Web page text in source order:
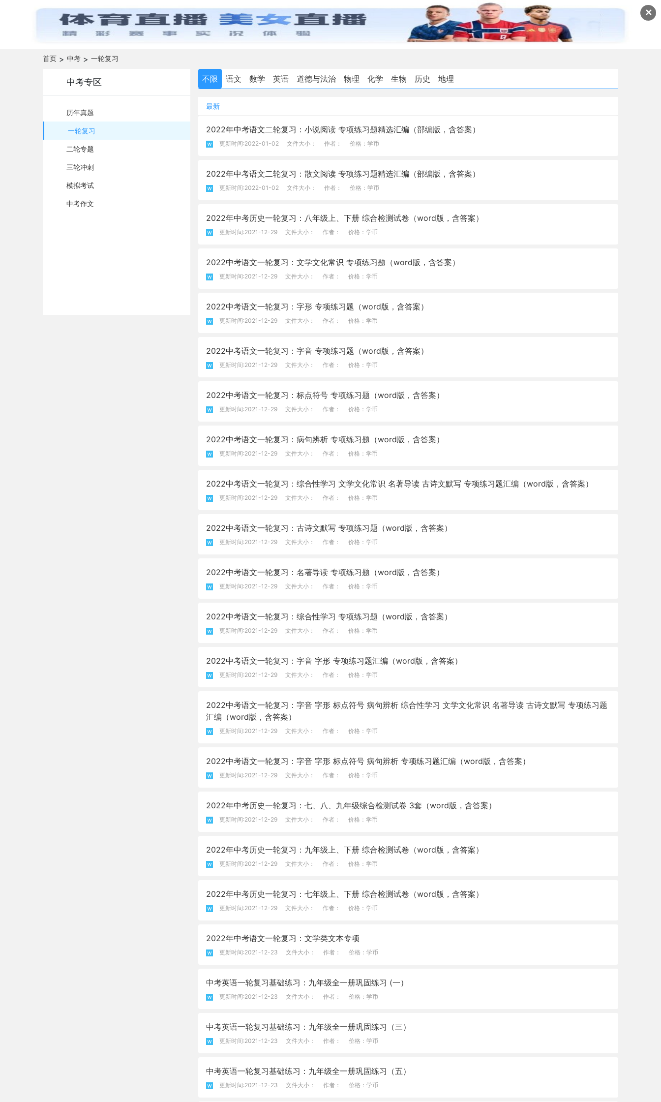
✕
首页 > 中考 > 一轮复习
中考专区
历年真题
一轮复习
二轮专题
三轮冲刺
模拟考试
中考作文
不限 语文 数学 英语 道德与法治 物理 化学 生物 历史 地理
最新
2022年中考语文二轮复习：小说阅读 专项练习题精选汇编（部编版，含答案）
更新时间:2022-01-02 文件大小： 作者： 价格：学币
2022年中考语文二轮复习：散文阅读 专项练习题精选汇编（部编版，含答案）
更新时间:2022-01-02 文件大小： 作者： 价格：学币
2022年中考历史一轮复习：八年级上、下册 综合检测试卷（word版，含答案）
更新时间:2021-12-29 文件大小： 作者： 价格：学币
2022中考语文一轮复习：文学文化常识 专项练习题（word版，含答案）
更新时间:2021-12-29 文件大小： 作者： 价格：学币
2022中考语文一轮复习：字形 专项练习题（word版，含答案）
更新时间:2021-12-29 文件大小： 作者： 价格：学币
2022中考语文一轮复习：字音 专项练习题（word版，含答案）
更新时间:2021-12-29 文件大小： 作者： 价格：学币
2022中考语文一轮复习：标点符号 专项练习题（word版，含答案）
更新时间:2021-12-29 文件大小： 作者： 价格：学币
2022中考语文一轮复习：病句辨析 专项练习题（word版，含答案）
更新时间:2021-12-29 文件大小： 作者： 价格：学币
2022中考语文一轮复习：综合性学习 文学文化常识 名著导读 古诗文默写 专项练习题汇编（word版，含答案）
更新时间:2021-12-29 文件大小： 作者： 价格：学币
2022中考语文一轮复习：古诗文默写 专项练习题（word版，含答案）
更新时间:2021-12-29 文件大小： 作者： 价格：学币
2022中考语文一轮复习：名著导读 专项练习题（word版，含答案）
更新时间:2021-12-29 文件大小： 作者： 价格：学币
2022中考语文一轮复习：综合性学习 专项练习题（word版，含答案）
更新时间:2021-12-29 文件大小： 作者： 价格：学币
2022中考语文一轮复习：字音 字形 专项练习题汇编（word版，含答案）
更新时间:2021-12-29 文件大小： 作者： 价格：学币
2022中考语文一轮复习：字音 字形 标点符号 病句辨析 综合性学习 文学文化常识 名著导读 古诗文默写 专项练习题
汇编（word版，含答案）
更新时间:2021-12-29 文件大小： 作者： 价格：学币
2022中考语文一轮复习：字音 字形 标点符号 病句辨析 专项练习题汇编（word版，含答案）
更新时间:2021-12-29 文件大小： 作者： 价格：学币
2022年中考历史一轮复习：七、八、九年级综合检测试卷 3套（word版，含答案）
更新时间:2021-12-29 文件大小： 作者： 价格：学币
2022年中考历史一轮复习：九年级上、下册 综合检测试卷（word版，含答案）
更新时间:2021-12-29 文件大小： 作者： 价格：学币
2022年中考历史一轮复习：七年级上、下册 综合检测试卷（word版，含答案）
更新时间:2021-12-29 文件大小： 作者： 价格：学币
2022年中考语文一轮复习：文学类文本专项
更新时间:2021-12-23 文件大小： 作者： 价格：学币
中考英语一轮复习基础练习：九年级全一册巩固练习 (一）
更新时间:2021-12-23 文件大小： 作者： 价格：学币
中考英语一轮复习基础练习：九年级全一册巩固练习（三）
更新时间:2021-12-23 文件大小： 作者： 价格：学币
中考英语一轮复习基础练习：九年级全一册巩固练习（五）
更新时间:2021-12-23 文件大小： 作者： 价格：学币